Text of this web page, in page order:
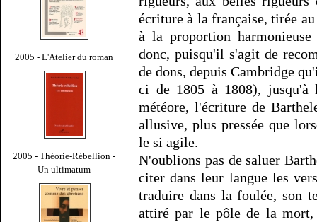
2005 - L'Atelier du roman
2005 - Théorie-Rébellion -
Un ultimatum
écriture à la française, tirée
à la proportion
donc, puisqu'il s'agit de
de dons, depuis Cambridge
ci de 1805 à 1808), jusqu'à
météore, l'écriture de
allusive, plus pressée que
le si agile.
N'oublions pas de saluer
citer dans leur langue les
traduire dans la foulée, son
attiré par le pôle de la